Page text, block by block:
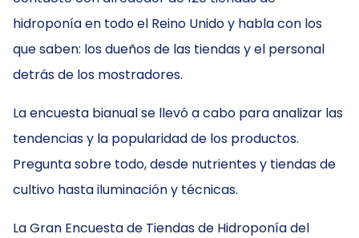
hidroponía en todo el Reino Unido y habla con los
que saben: los dueños de las tiendas y el personal
detrás de los mostradores.
La encuesta bianual se llevó a cabo para analizar las
tendencias y la popularidad de los productos.
Pregunta sobre todo, desde nutrientes y tiendas de
cultivo hasta iluminación y técnicas.
La Gran Encuesta de Tiendas de Hidroponía del